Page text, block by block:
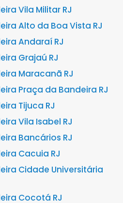
Vila Militar RJ
Alto da Boa Vista RJ
Andaraí RJ
Grajaú RJ
Maracanã RJ
Praça da Bandeira RJ
Tijuca RJ
Vila Isabel RJ
Bancários RJ
Cacuia RJ
Cidade Universitária
Cocotá RJ